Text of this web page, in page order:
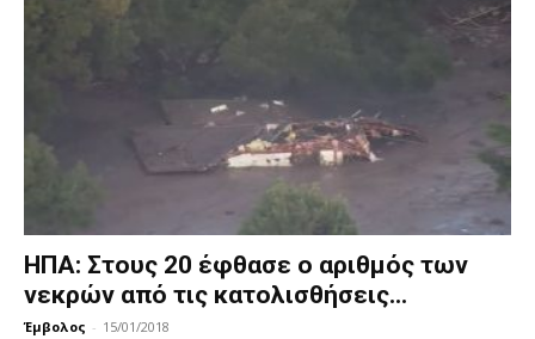
ΗΠΑ: Στους 20 έφθασε ο αριθμός των
νεκρών από τις κατολισθήσεις...
Έμβολος - 15/01/2018